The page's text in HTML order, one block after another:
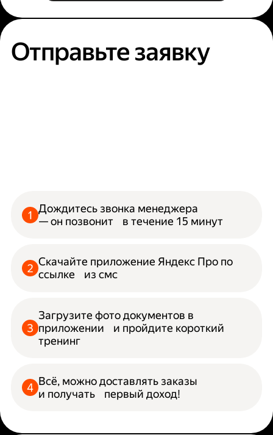
Отправьте заявку
Дождитесь звонка менеджера
— он позвонит в течение 15 минут
Скачайте приложение Яндекс Про по
ссылке из смс
Загрузите фото документов в
приложении и пройдите короткий
тренинг
Всё, можно доставлять заказы
и получать первый доход!